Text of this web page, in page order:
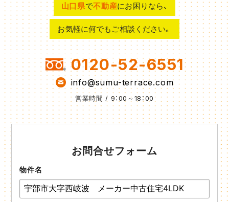
山口県で不動産にお困りなら、
お気軽に何でもご相談ください。
0120-52-6551
info@sumu-terrace.com
営業時間 / 9：00～18：00
お問合せフォーム
物件名